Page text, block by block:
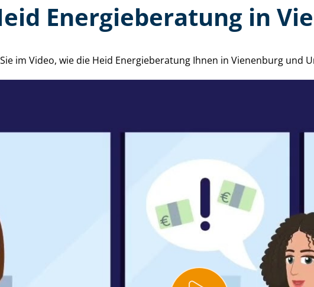
Energieberatung in
im Video, wie die Heid Energieberatung Ihnen in Vienenburg und